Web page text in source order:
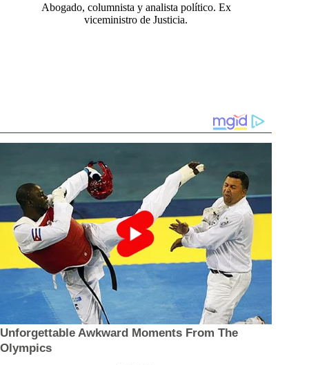
Abogado, columnista y analista político. Ex
viceministro de Justicia.